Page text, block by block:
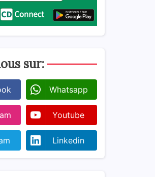
sur:
Whatsapp
Youtube
Linkedin